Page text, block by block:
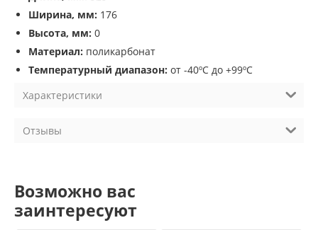
Ширина, мм: 176
Высота, мм: 0
Материал: поликарбонат
Температурный диапазон: от -40ºС до +99ºС
Характеристики
Отзывы
Возможно вас
заинтересуют